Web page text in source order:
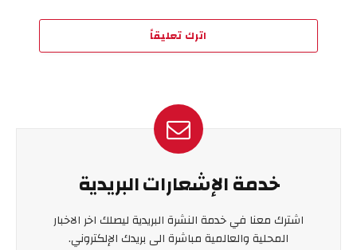
اترك تعليقاً
خدمة الإشعارات البريدية
اشترك معنا في خدمة النشرة البريدية ليصلك اخر الاخبار
المحلية والعالمية مباشرة الى بريدك الإلكتروني.